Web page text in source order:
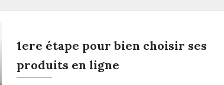
1ere étape pour bien choisir ses
produits en ligne